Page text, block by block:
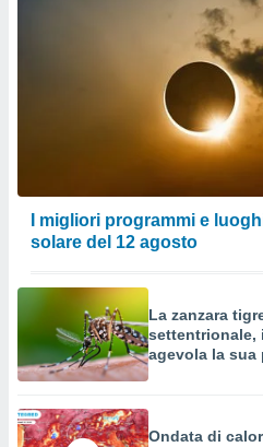
I migliori programmi e
solare del 12 agosto
La zanzara
settentrionale,
agevola la sua
Ondata di